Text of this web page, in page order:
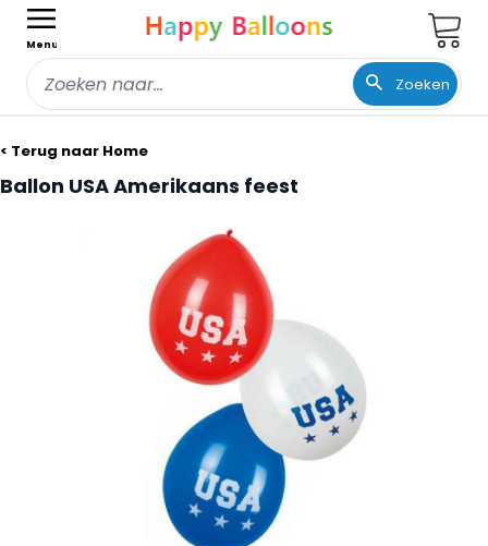
Menu
Zoeken
< Terug naar Home
Ballon USA Amerikaans feest